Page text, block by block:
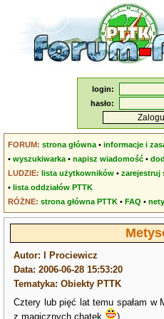
login:
hasło:
FORUM: strona główna •informacje i
•wyszukiwarka •napisz wiadomość •
LUDZIE: lista użytkowników •zarejestruj
•lista oddziałów PTTK
RÓŻNE: strona główna PTTK •FAQ •
Autor: I Prociewicz
Data: 2006-06-28 15:53:20
Tematyka: Obiekty PTTK
Cztery lub pięć lat temu spałam w
z magicznych chatek
)